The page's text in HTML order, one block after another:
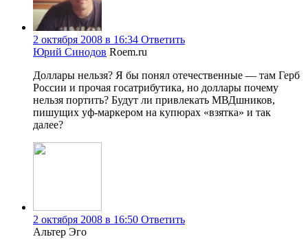
2 октября 2008 в 16:34 Ответить
Юрий Синодов Roem.ru
Доллары нельзя? Я бы понял отечественные — там Герб
России и прочая госатрибутика, но доллары почему
нельзя портить? Будут ли привлекать МВДшников,
пишущих уф-маркером на купюрах «взятка» и так
далее?
2 октября 2008 в 16:50 Ответить
Альтер Эго